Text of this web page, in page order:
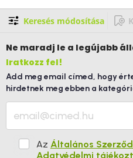
Keresés módosítása
Ne maradj le a legújabb
Iratkozz fel!
Add meg email címed, hogy
hirdetnek meg ebben a
Az Általános
Adatvédelmi